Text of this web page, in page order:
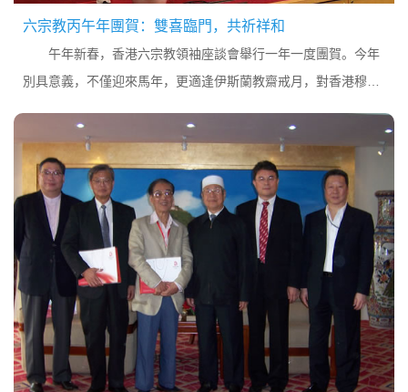
六宗教丙午年團賀：雙喜臨門，共祈祥和
午年新春，香港六宗教領袖座談會舉行一年一度團賀。今年
別具意義，不僅迎來馬年，更適逢伊斯蘭教齋戒月，對香港穆斯